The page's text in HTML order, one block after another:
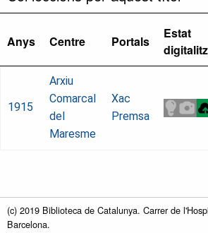
Anys Centre Portals
Estat
1915
Arxiu
Comarcal
del
Maresme
Xac
Premsa
(c) 2019 Biblioteca de Catalunya. Carrer de
Barcelona.